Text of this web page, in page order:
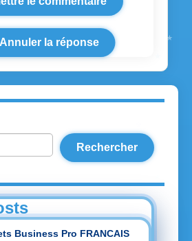
Annuler la réponse
Rechercher
Business Pro FRANCAIS